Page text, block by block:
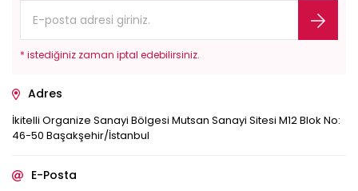
* istediğiniz zaman iptal edebilirsiniz.
Adres
İkitelli Organize Sanayi Bölgesi Mutsan Sanayi Sitesi M12 Blok No:
46-50 Başakşehir/İstanbul
E-Posta